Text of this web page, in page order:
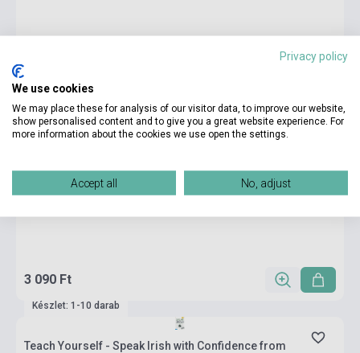
3 090 Ft
Készlet: 1-10 darab
Teach Yourself - Speak Irish with Confidence from
Privacy policy
We use cookies
We may place these for analysis of our visitor data, to improve our website,
show personalised content and to give you a great website experience. For
more information about the cookies we use open the settings.
Accept all No, adjust